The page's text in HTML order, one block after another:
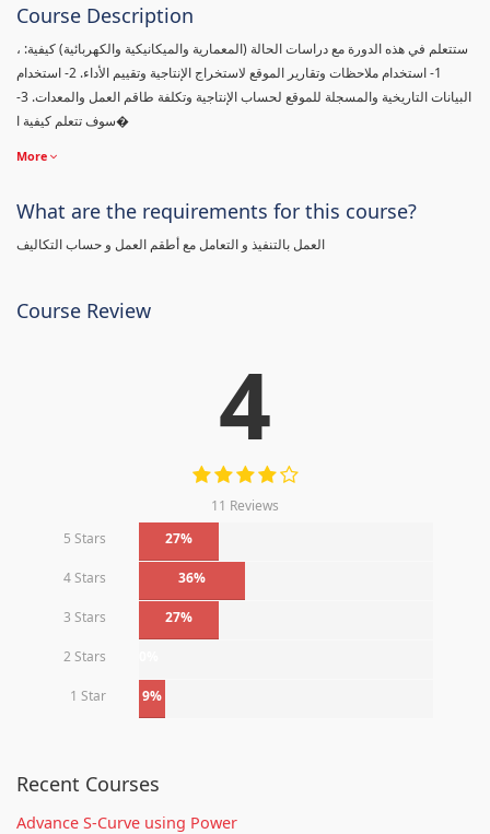
Course Description
، ستتعلم في هذه الدورة مع دراسات الحالة (المعمارية والميكانيكية والكهربائية) كيفية:
1- استخدام ملاحظات وتقارير الموقع لاستخراج الإنتاجية وتقييم الأداء. 2- استخدام
البيانات التاريخية والمسجلة للموقع لحساب الإنتاجية وتكلفة طاقم العمل والمعدات. 3-
سوف تتعلم كيفية ا�
More
What are the requirements for this course?
العمل بالتنفيذ و التعامل مع أطقم العمل و حساب التكاليف
Course Review
4
11 Reviews
5 Stars
27%
4 Stars 36%
3 Stars 27%
2 Stars
1 Star 9%
Recent Courses
Advance S-Curve using Power